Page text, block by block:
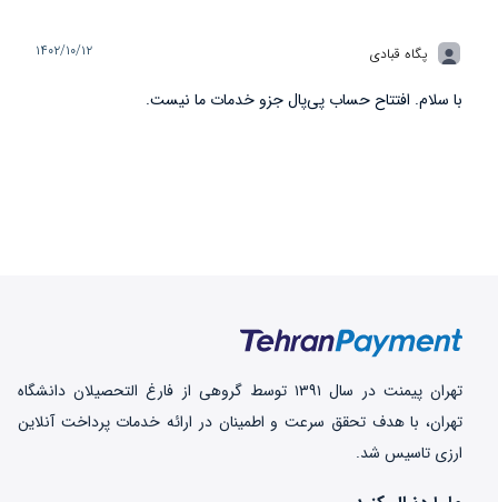
پگاه قبادی ۱۴۰۲/۱۰/۱۲
با سلام. افتتاح حساب پی‌پال جزو خدمات ما نیست.
تهران‌ پیمنت در سال ۱۳۹۱ توسط گروهی از فارغ التحصیلان دانشگاه
تهران، با هدف تحقق سرعت و اطمینان در ارائه خدمات پرداخت‌ آنلاین
ارزی تاسیس شد.